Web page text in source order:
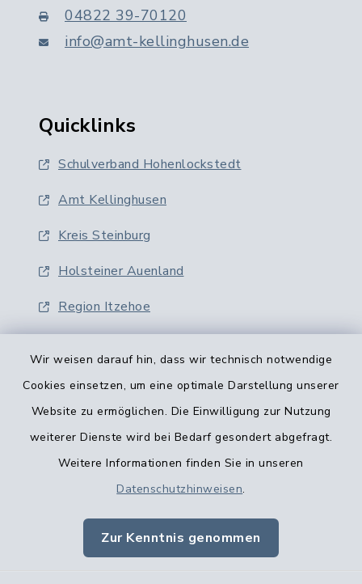
Wir weisen darauf hin, dass wir technisch notwendige
Cookies einsetzen, um eine optimale Darstellung unserer
Website zu ermöglichen. Die Einwilligung zur Nutzung
weiterer Dienste wird bei Bedarf gesondert abgefragt.
Weitere Informationen finden Sie in unseren
Datenschutzhinweisen.
Zur Kenntnis genommen
04822 39-70120
info@amt-kellinghusen.de
Quicklinks
Schulverband Hohenlockstedt
Amt Kellinghusen
Kreis Steinburg
Holsteiner Auenland
Region Itzehoe
Barrierefreiheit
Impressum